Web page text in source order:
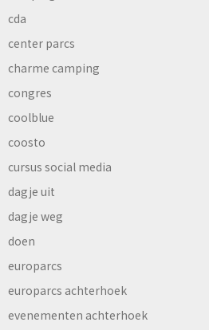
cda
center parcs
charme camping
congres
coolblue
coosto
cursus social media
dagje uit
dagje weg
doen
europarcs
europarcs achterhoek
evenementen achterhoek